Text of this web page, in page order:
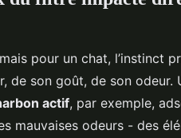
pour un chat, l’instinct
de son goût, de son
actif, par exemple,
mauvaises odeurs - des